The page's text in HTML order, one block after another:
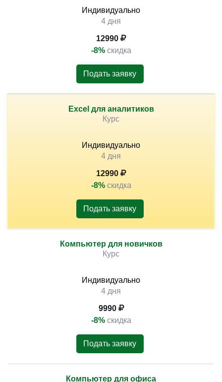
Индивидуально
4 дня
12990
-8% скидка
Подать заявку
Excel для аналитиков
Курс
Индивидуально
4 дня
12990
-8% скидка
Подать заявку
Компьютер для новичков
Курс
Индивидуально
4 дня
9990
-8% скидка
Подать заявку
Компьютер для офиса